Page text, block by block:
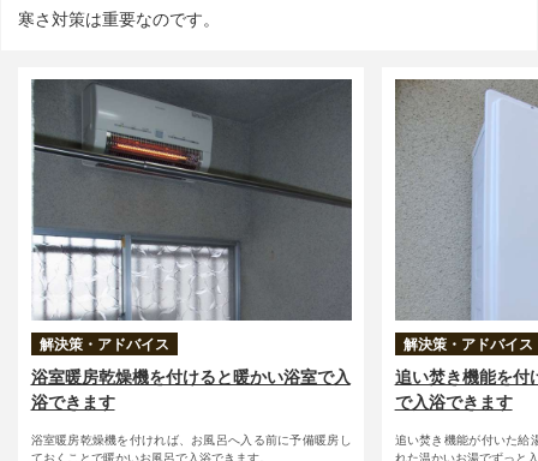
寒さ対策は重要なのです。
解決策・アドバイス
浴室暖房乾燥機を付けると暖かい浴室で入
浴できます
浴室暖房乾燥機を付ければ、お風呂へ入る前に予備暖房し
解決策・アドバイス
追い焚き機能を付
で入浴できます
追い焚き機能が付いた給